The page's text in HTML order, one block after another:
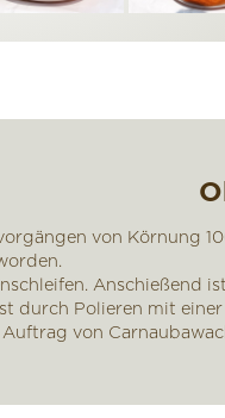
von Körnung
Anschießend
durch Polieren mit einer
von